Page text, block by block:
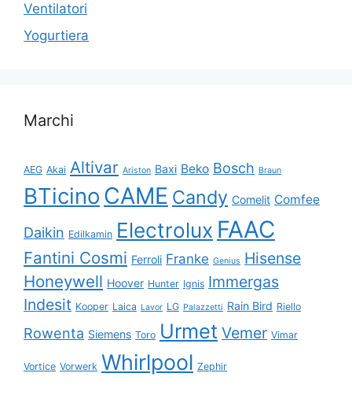
Ventilatori
Yogurtiera
Marchi
AEG Akai Altivar Ariston Baxi Beko Bosch Braun
BTicino CAME Candy Comelit Comfee
Daikin Edilkamin Electrolux FAAC
Fantini Cosmi Ferroli Franke Genius Hisense
Honeywell Hoover Hunter Ignis Immergas
Indesit Kooper Laica Lavor LG Palazzetti Rain Bird Riello
Rowenta Siemens Toro Urmet Vemer Vimar
Vortice Vorwerk Whirlpool Zephir